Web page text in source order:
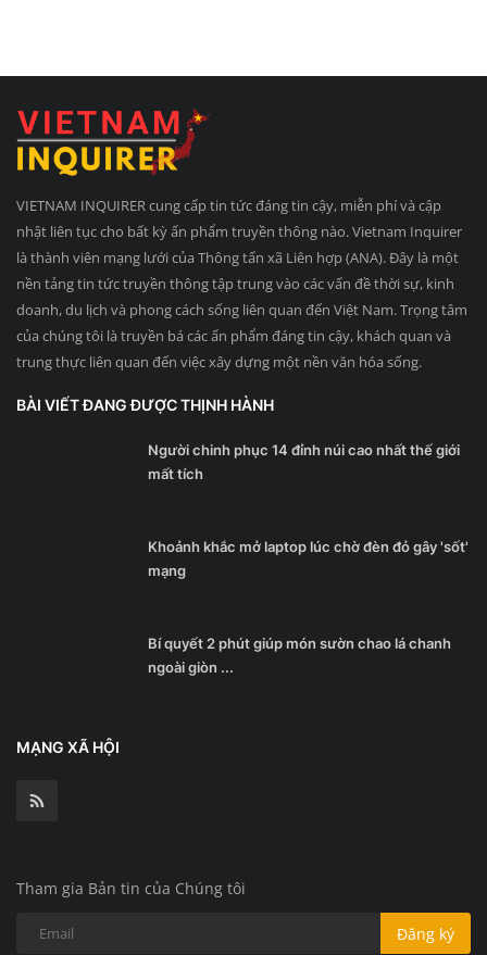
VIETNAM INQUIRER cung cấp tin tức đáng tin cậy, miễn phí và cập
nhật liên tục cho bất kỳ ấn phẩm truyền thông nào. Vietnam Inquirer
là thành viên mạng lưới của Thông tấn xã Liên hợp (ANA). Đây là một
nền tảng tin tức truyền thông tập trung vào các vấn đề thời sự, kinh
doanh, du lịch và phong cách sống liên quan đến Việt Nam. Trọng tâm
của chúng tôi là truyền bá các ấn phẩm đáng tin cậy, khách quan và
trung thực liên quan đến việc xây dựng một nền văn hóa sống.
BÀI VIẾT ĐANG ĐƯỢC THỊNH HÀNH
Người chinh phục 14 đỉnh núi cao nhất thế giới
mất tích
Khoảnh khắc mở laptop lúc chờ đèn đỏ gây 'sốt'
mạng
Bí quyết 2 phút giúp món sườn chao lá chanh
ngoài giòn ...
MẠNG XÃ HỘI
Tham gia Bản tin của Chúng tôi
Đăng ký